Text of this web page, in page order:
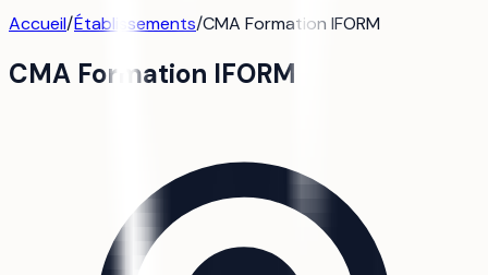
Accueil/Établissements/CMA Formation IFORM
CMA Formation IFORM